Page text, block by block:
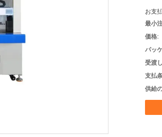
お支
最小
価格:
パッ
受渡
支払
供給